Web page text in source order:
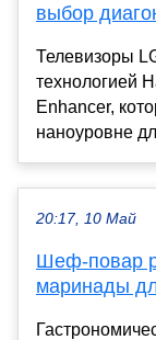
выбор
Телевизоры
технологией
Enhancer,
наноуровне
20:17, 10 Май
Шеф-повар
маринады